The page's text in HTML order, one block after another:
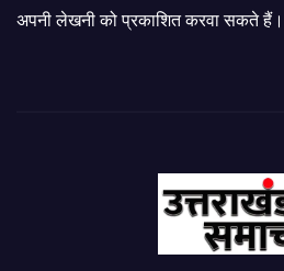
अपनी लेखनी को प्रकाशित करवा सकते हैं।